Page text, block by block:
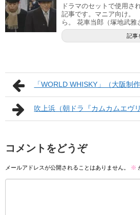
ドラマのセットで使用さ
記事です。マニア向け。
ら。 花車当郎（塚地武雅
記事
「WORLD WHISKY」（大阪制
吹上浜（朝ドラ『カムカムエヴ
コメントをどうぞ
メールアドレスが公開されることはありません。 ※